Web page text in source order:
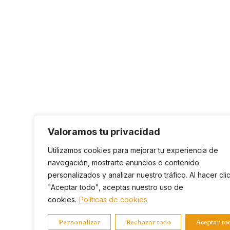
Valoramos tu privacidad
Utilizamos cookies para mejorar tu experiencia de
navegación, mostrarte anuncios o contenido
personalizados y analizar nuestro tráfico. Al hacer
"Aceptar todo", aceptas nuestro uso de
cookies. Políticas de cookies
Personalizar Rechazar todo Aceptar